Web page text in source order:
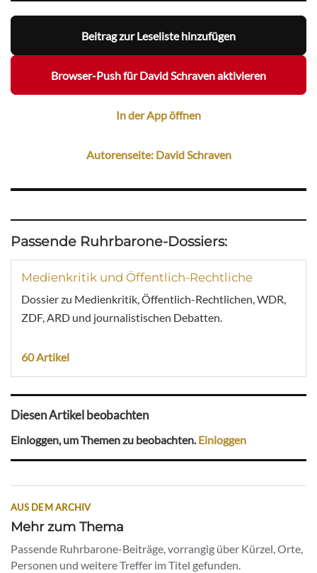
Beitrag zur Leseliste hinzufügen
Browser-Push für David Schraven aktivieren
In der App öffnen
Autorenseite: David Schraven
Passende Ruhrbarone-Dossiers:
Medienkritik und Öffentlich-Rechtliche
Dossier zu Medienkritik, Öffentlich-Rechtlichen, WDR,
ZDF, ARD und journalistischen Debatten.
60 Artikel
Diesen Artikel beobachten
Einloggen, um Themen zu beobachten.Einloggen
AUS DEM ARCHIV
Mehr zum Thema
Passende Ruhrbarone-Beiträge, vorrangig über Kürzel, Orte,
Personen und weitere Treffer im Titel gefunden.